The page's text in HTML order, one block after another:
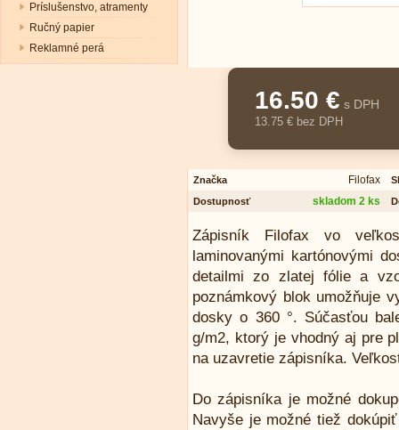
Príslušenstvo, atramenty
Ručný papier
Reklamné perá
16.50 € s DPH
13.75 € bez DPH
Značka Filofax
Dostupnosť
skladom 2 ks
Zápisník Filofax vo
laminovanými kartónovými
detailmi zo zlatej fólie a
poznámkový blok umožňuje
dosky o 360 °. Súčasťou
g/m2, ktorý je vhodný aj pre
na uzavretie zápisníka.
Do zápisníka je možné
Navyše je možné tiež